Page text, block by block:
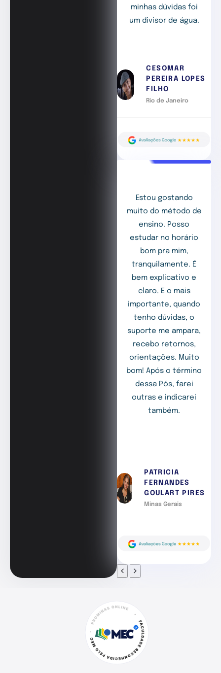
minhas dúvidas foi
um divisor de água.
CESOMAR
PEREIRA LOPES
FILHO
Rio de Janeiro
Estou gostando
muito do método de
ensino. Posso
estudar no horário
bom pra mim,
tranquilamente. É
bem explicativo e
claro. E o mais
importante, quando
tenho dúvidas, o
suporte me ampara,
recebo retornos,
orientações. Muito
bom! Após o término
dessa Pós, farei
outras e indicarei
também.
PATRICIA
FERNANDES
GOULART PIRES
Minas Gerais